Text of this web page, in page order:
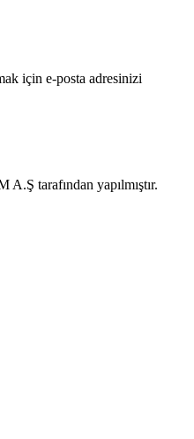
için e-posta adresinizi
tarafından yapılmıştır.